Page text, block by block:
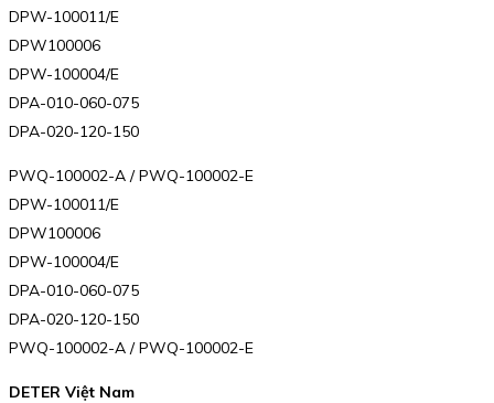
DPW-100011/E
DPW100006
DPW-100004/E
DPA-010-060-075
DPA-020-120-150
PWQ-100002-A / PWQ-100002-E
DPW-100011/E
DPW100006
DPW-100004/E
DPA-010-060-075
DPA-020-120-150
PWQ-100002-A / PWQ-100002-E
DETER Việt Nam